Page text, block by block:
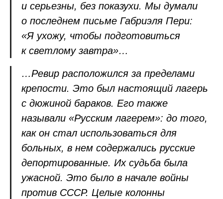
и серьезны, без показухи. Мы думали
о последнем письме Габриэля Пери:
«Я ухожу, чтобы подготовиться
к светлому завтра»…
…Ревир расположился за пределами
крепости. Это был настоящий лагерь
с дюжиной бараков. Его также
называли «Русским лагерем»: до того,
как он стал использоваться для
больных, в нем содержались русские
депортированные. Их судьба была
ужасной. Это было в начале войны
против СССР. Целые колонны